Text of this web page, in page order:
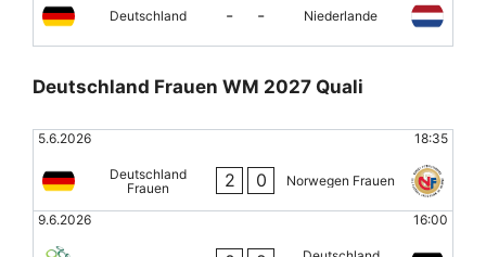
Deutschland - - Niederlande
Deutschland Frauen WM 2027 Quali
5.6.2026 18:35
Deutschland
Frauen
2 0 Norwegen Frauen
9.6.2026 16:00